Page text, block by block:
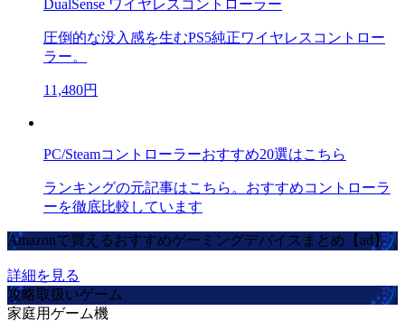
DualSense ワイヤレスコントローラー
圧倒的な没入感を生むPS5純正ワイヤレスコントロー
ラー。
11,480円
PC/Steamコントローラーおすすめ20選はこちら
ランキングの元記事はこちら。おすすめコントローラ
ーを徹底比較しています
Amazonで買えるおすすめゲーミングデバイスまとめ【ad】
詳細を見る
攻略取扱いゲーム
家庭用ゲーム機